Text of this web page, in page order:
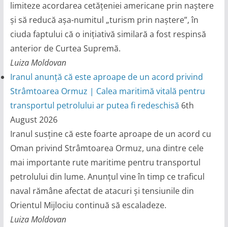
limiteze acordarea cetățeniei americane prin naștere
și să reducă așa-numitul „turism prin naștere”, în
ciuda faptului că o inițiativă similară a fost respinsă
anterior de Curtea Supremă.
Luiza Moldovan
Iranul anunță că este aproape de un acord privind
Strâmtoarea Ormuz | Calea maritimă vitală pentru
transportul petrolului ar putea fi redeschisă 6th
August 2026
Iranul susține că este foarte aproape de un acord cu
Oman privind Strâmtoarea Ormuz, una dintre cele
mai importante rute maritime pentru transportul
petrolului din lume. Anunțul vine în timp ce traficul
naval rămâne afectat de atacuri și tensiunile din
Orientul Mijlociu continuă să escaladeze.
Luiza Moldovan